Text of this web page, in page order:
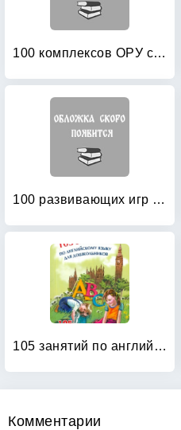
100 комплексов ОРУ с использованием стандартного и нестандартного оборудования
100 развивающих игр и упражнений от рождения до года
105 занятий по английскому языку для дошкольников: Пособие для воспитателей детского сада, учителей английского языка и родителей
Комментарии